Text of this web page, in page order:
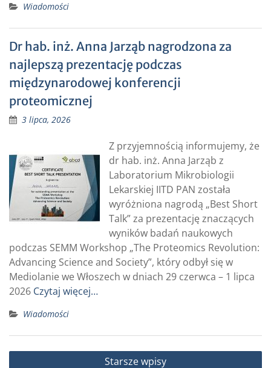
Wiadomości
Dr hab. inż. Anna Jarząb nagrodzona za
najlepszą prezentację podczas
międzynarodowej konferencji
proteomicznej
3 lipca, 2026
Z przyjemnością informujemy, że
dr hab. inż. Anna Jarząb z
Laboratorium Mikrobiologii
Lekarskiej IITD PAN została
wyróżniona nagrodą „Best Short
Talk” za prezentację znaczących
wyników badań naukowych
podczas SEMM Workshop „The Proteomics Revolution:
Advancing Science and Society”, który odbył się w
Mediolanie we Włoszech w dniach 29 czerwca – 1 lipca
2026 Czytaj więcej…
Wiadomości
Nawigacja
Starsze wpisy